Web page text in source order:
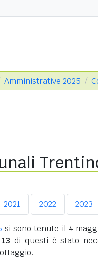
Amministrative 2025
2021 2022 2023
si sono tenute il 4
13 di questi è stato